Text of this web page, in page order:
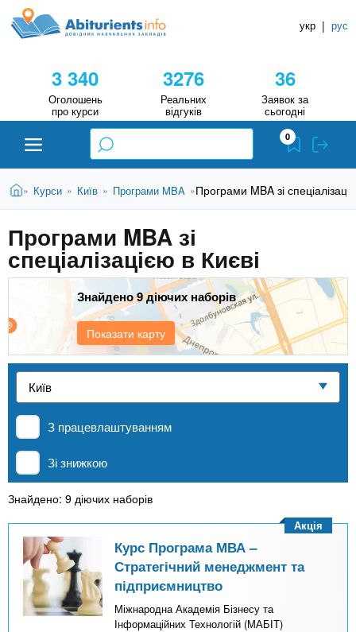
д
A
i
t
u
r
i
e
n
t
s
.
i
n
о
н
к
Н
в
ч
а
ь
и
л
а
д
3 340
Оголошень
про курси
3276
Реальних
відгуків
36
Заявок за
сьогодні
укр | рус
Абітурієнту
ЗВО (ВНЗ)
Коледжі
Курси
MBA
Онлайн курси
За кордоном
0
В
т
у
т
Головна
» Курси » Київ » Програми MBA »Програми MBA зі
Програми MBA зі
спеціалізацією в Києві
Показати карту
Знайдено 9 діючих наборів
З працевлаштуванням
Зі знижкою
Знайдено: 9 діючих наборів
Курс Програма МВА –
Стратегічний менеджмент та
підприємництво
Міжнародна Академія Бізнесу та
Інформаційних Технологій (МАБІТ)
Акція